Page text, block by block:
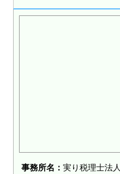
事務所名：実り税理士法人